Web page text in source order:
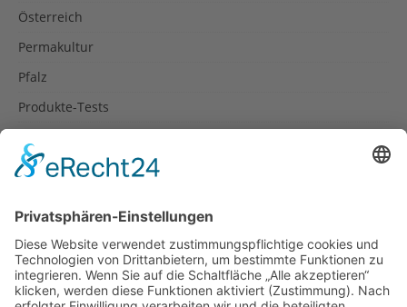
Österreich
Permakultur
Pfalz
Produkte-Tests
Rezepte
Spanien
Südtirol
USA